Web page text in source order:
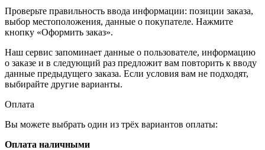
Проверьте правильность ввода информации: позиции заказа,
выбор местоположения, данные о покупателе. Нажмите
кнопку «Оформить заказ».
Наш сервис запоминает данные о пользователе, информацию
о заказе и в следующий раз предложит вам повторить к вводу
данные предыдущего заказа. Если условия вам не подходят,
выбирайте другие варианты.
Оплата
Вы можете выбрать один из трёх вариантов оплаты:
Оплата наличными